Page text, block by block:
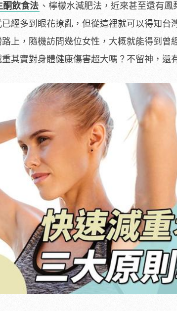
酮飲食法 、檸檬水減肥法，近來甚至還有
經多到眼花撩亂，但從這裡就可以得知台
上，隨機訪問幾位女性，大概就能得到曾
其實對身體健康傷害超大嗎？不留神，還